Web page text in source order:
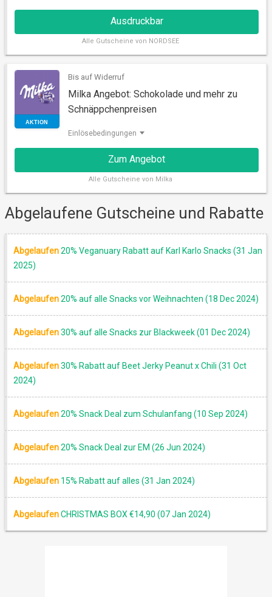
AUSDRUCKBAR
Ausdruckbar
Alle Gutscheine von NORDSEE
AKTION
Bis auf Widerruf
Milka Angebot: Schokolade und mehr zu
Schnäppchenpreisen
Einlösebedingungen
Zum Angebot
Alle Gutscheine von Milka
Abgelaufene Gutscheine und Rabatte
Abgelaufen20% Veganuary Rabatt auf Karl Karlo Snacks (31 Jan
2025)
Abgelaufen20% auf alle Snacks vor Weihnachten (18 Dec 2024)
Abgelaufen30% auf alle Snacks zur Blackweek (01 Dec 2024)
Abgelaufen30% Rabatt auf Beet Jerky Peanut x Chili (31 Oct
2024)
Abgelaufen20% Snack Deal zum Schulanfang (10 Sep 2024)
Abgelaufen20% Snack Deal zur EM (26 Jun 2024)
Abgelaufen 15% Rabatt auf alles (31 Jan 2024)
AbgelaufenCHRISTMAS BOX €14,90 (07 Jan 2024)